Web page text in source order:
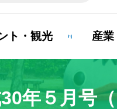
ト・観光 産業
年５月号